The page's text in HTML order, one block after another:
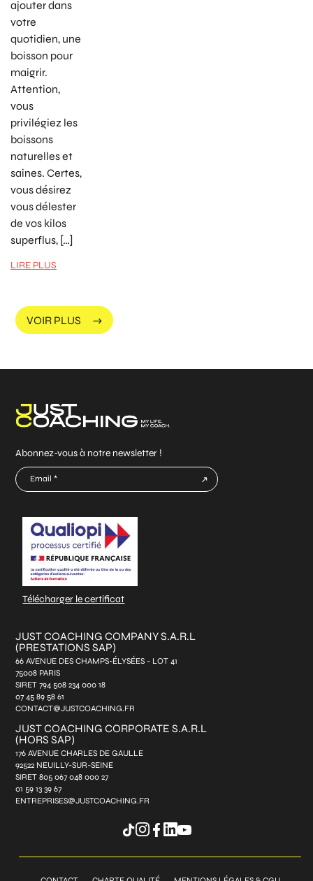
ajouter dans
votre
quotidien, une
boisson pour
maigrir.
Attention,
vous
privilégiez les
boissons
naturelles et
saines. Certes,
vous désirez
vous délester
de vos kilos
superflus, […]
LIRE PLUS
VOIR PLUS
Abonnez-vous à notre newsletter !
E-
mail
*
Télécharger le certificat
JUST COACHING COMPANY S.A.R.L
(PRESTATIONS SAP)
66 AVENUE DES CHAMPS-ÉLYSÉES - LOT 41
75008 PARIS
SIRET 794 508 234 000 18
07 45 89 58 61
CONTACT@JUSTCOACHING.FR
JUST COACHING CORPORATE S.A.R.L
(HORS SAP)
176 AVENUE CHARLES DE GAULLE
92522 NEUILLY-SUR-SEINE
SIRET 805 067 048 000 27
01 59 13 39 67
ENTREPRISES@JUSTCOACHING.FR